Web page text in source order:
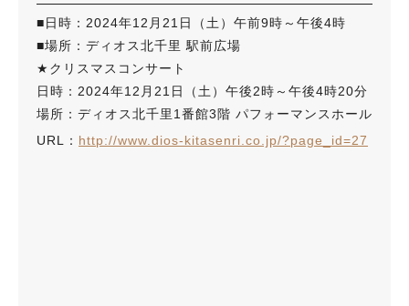
■日時：2024年12月21日（土）午前9時～午後4時
■場所：ディオス北千里 駅前広場
★クリスマスコンサート
日時：2024年12月21日（土）午後2時～午後4時20分
場所：ディオス北千里1番館3階 パフォーマンスホール
URL： http://www.dios-kitasenri.co.jp/?page_id=27